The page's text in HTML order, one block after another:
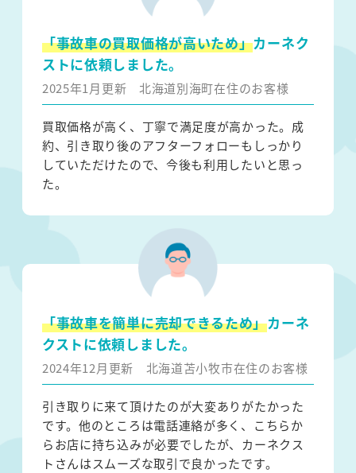
「事故車の買取価格が高いため」カーネク
ストに依頼しました。
2025年1月更新 北海道別海町在住のお客様
買取価格が高く、丁寧で満足度が高かった。成
約、引き取り後のアフターフォローもしっかり
していただけたので、今後も利用したいと思っ
た。
「事故車を簡単に売却できるため」カーネ
クストに依頼しました。
2024年12月更新 北海道苫小牧市在住のお客様
引き取りに来て頂けたのが大変ありがたかった
です。他のところは電話連絡が多く、こちらか
らお店に持ち込みが必要でしたが、カーネクス
トさんはスムーズな取引で良かったです。